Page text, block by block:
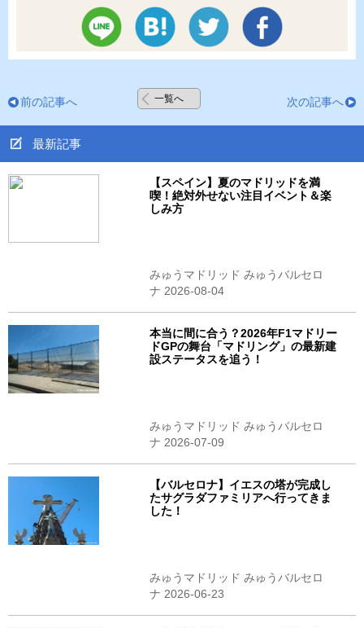
前の記事へ 一覧へ 次の記事へ
最新記事
【スペイン】夏のマドリッドを満
喫！絶対外せない注目イベント＆楽
しみ方
みゅうマドリッド みゅうバルセロ
ナ 2026-08-04
本当に間に合う？2026年F1マドリー
ドGPの舞台「マドリング」の最新建
設ステータスを追う！
みゅうマドリッド みゅうバルセロ
ナ 2026-07-09
【バルセロナ】イエスの塔が完成し
たサグラダファミリアへ行ってきま
した！
みゅうマドリッド みゅうバルセロ
ナ 2026-06-23